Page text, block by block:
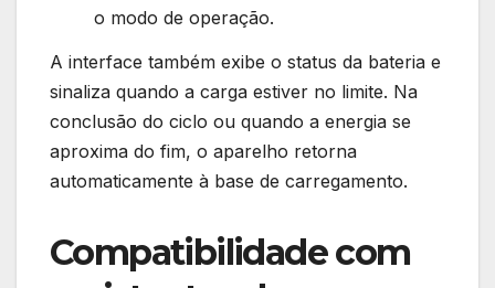
o modo de operação.
A interface também exibe o status da bateria e
sinaliza quando a carga estiver no limite. Na
conclusão do ciclo ou quando a energia se
aproxima do fim, o aparelho retorna
automaticamente à base de carregamento.
Compatibilidade com